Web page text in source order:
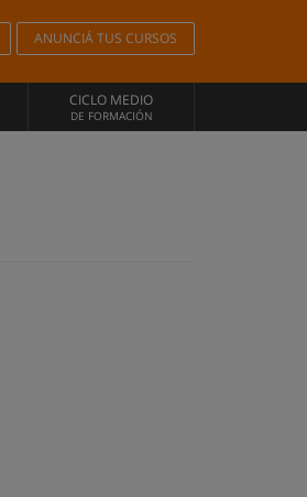
ANUNCIÁ TUS CURSOS
CICLO MEDIO
DE FORMACIÓN